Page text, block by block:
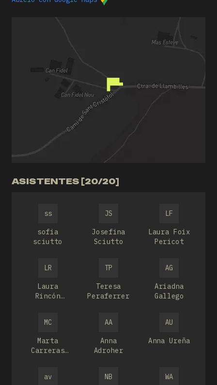
ASISTENTES [20/20]
ss
sofia
sciutto
JS
Josefina
Sciutto
LF
Laura Foix
Pericot
LR
Laura
Rincón
TP
Teresa
Peraferrer
AG
Ariadna
Gallego
MC
Marta
Carreras
AA
Anna
Adroher
AU
Anna Ureña
av NB WA